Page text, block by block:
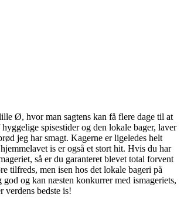
Ø, hvor man sagtens kan få flere dage til at
hyggelige spisestider og den lokale bager, laver
jeg har smagt. Kagerne er ligeledes helt
is er også et stort hit. Hvis du har
så er du garanteret blevet total forvent
tilfreds, men isen hos det lokale bageri på
og kan næsten konkurrer med ismageriets,
verdens bedste is!